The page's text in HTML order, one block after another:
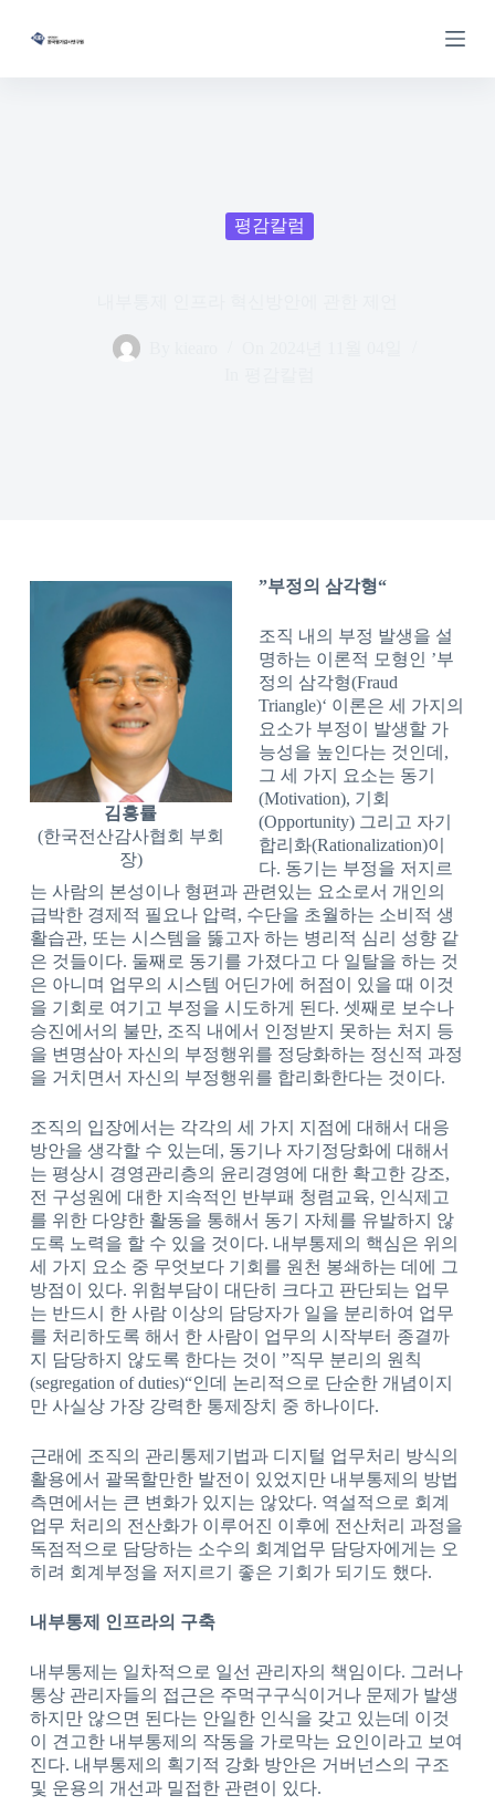
평감칼럼
김흥률
(한국전산감사협회 부회
장)
”부정의 삼각형“
조직 내의 부정 발생을 설
명하는 이론적 모형인 ’부
정의 삼각형(Fraud
Triangle)‘ 이론은 세 가지의
요소가 부정이 발생할 가
능성을 높인다는 것인데,
그 세 가지 요소는 동기
(Motivation), 기회
(Opportunity) 그리고 자기
합리화(Rationalization)이
다. 동기는 부정을 저지르
는 사람의 본성이나 형편과 관련있는 요소로서 개인의
급박한 경제적 필요나 압력, 수단을 초월하는 소비적 생
활습관, 또는 시스템을 뚫고자 하는 병리적 심리 성향 같
은 것들이다. 둘째로 동기를 가졌다고 다 일탈을 하는 것
은 아니며 업무의 시스템 어딘가에 허점이 있을 때 이것
을 기회로 여기고 부정을 시도하게 된다. 셋째로 보수나
승진에서의 불만, 조직 내에서 인정받지 못하는 처지 등
을 변명삼아 자신의 부정행위를 정당화하는 정신적 과정
을 거치면서 자신의 부정행위를 합리화한다는 것이다.
조직의 입장에서는 각각의 세 가지 지점에 대해서 대응
방안을 생각할 수 있는데, 동기나 자기정당화에 대해서
는 평상시 경영관리층의 윤리경영에 대한 확고한 강조,
전 구성원에 대한 지속적인 반부패 청렴교육, 인식제고
를 위한 다양한 활동을 통해서 동기 자체를 유발하지 않
도록 노력을 할 수 있을 것이다. 내부통제의 핵심은 위의
세 가지 요소 중 무엇보다 기회를 원천 봉쇄하는 데에 그
방점이 있다. 위험부담이 대단히 크다고 판단되는 업무
는 반드시 한 사람 이상의 담당자가 일을 분리하여 업무
를 처리하도록 해서 한 사람이 업무의 시작부터 종결까
지 담당하지 않도록 한다는 것이 ”직무 분리의 원칙
(segregation of duties)“인데 논리적으로 단순한 개념이지
만 사실상 가장 강력한 통제장치 중 하나이다.
근래에 조직의 관리통제기법과 디지털 업무처리 방식의
활용에서 괄목할만한 발전이 있었지만 내부통제의 방법
측면에서는 큰 변화가 있지는 않았다. 역설적으로 회계
업무 처리의 전산화가 이루어진 이후에 전산처리 과정을
독점적으로 담당하는 소수의 회계업무 담당자에게는 오
히려 회계부정을 저지르기 좋은 기회가 되기도 했다.
내부통제 인프라의 구축
내부통제는 일차적으로 일선 관리자의 책임이다. 그러나
통상 관리자들의 접근은 주먹구구식이거나 문제가 발생
하지만 않으면 된다는 안일한 인식을 갖고 있는데 이것
이 견고한 내부통제의 작동을 가로막는 요인이라고 보여
진다. 내부통제의 획기적 강화 방안은 거버넌스의 구조
및 운용의 개선과 밀접한 관련이 있다.